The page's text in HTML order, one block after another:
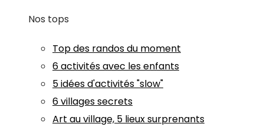
Nos tops
Top des randos du moment
6 activités avec les enfants
5 idées d'activités "slow"
6 villages secrets
Art au village, 5 lieux surprenants